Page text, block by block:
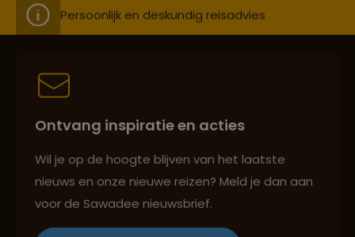
Best beoordeelde reisroutes
Groepsreizen mét indivuele vrijheid
Ontvang inspiratie en acties
Wil je op de hoogte blijven van het laatste
nieuws en onze nieuwe reizen? Meld je dan aan
voor de Sawadee nieuwsbrief.